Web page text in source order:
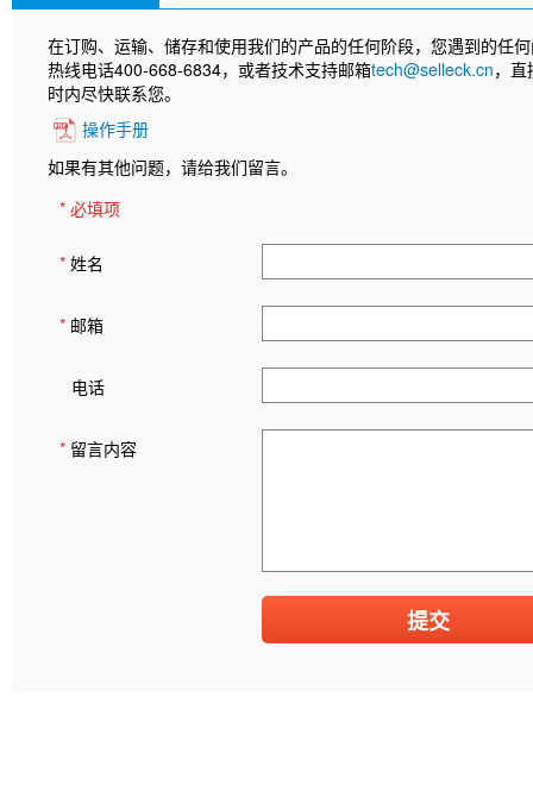
在订购、运输、储存和使用我们的产品的任何阶段，您遇到的任
热线电话400-668-6834，或者技术支持邮箱tech@selleck.cn，
时内尽快联系您。
操作手册
如果有其他问题，请给我们留言。
* 必填项
* 姓名
* 邮箱
电话
* 留言内容